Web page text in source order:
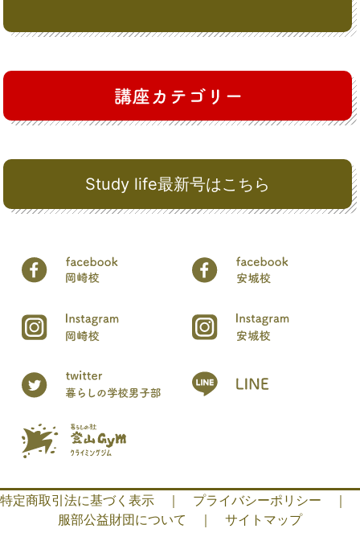
Study life最新号はこちら
特定商取引法に基づく表示 ｜ プライバシーポリシー
｜
服部公益財団について
｜ サイトマップ